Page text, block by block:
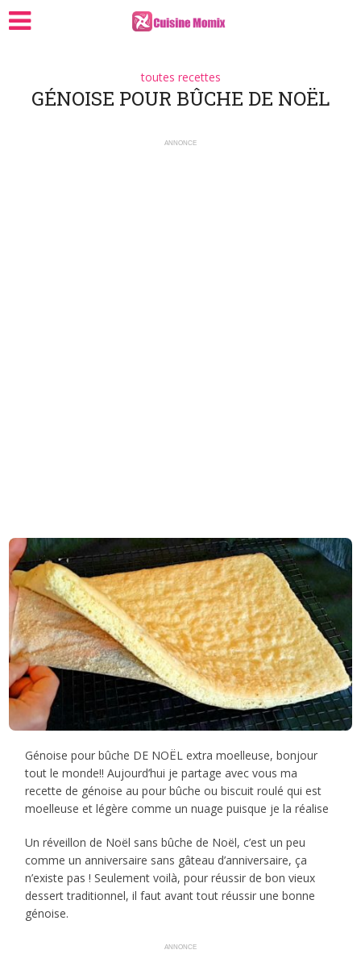
toutes recettes
GÉNOISE POUR BÛCHE DE NOËL
ANNONCE
Génoise pour bûche DE NOËL extra moelleuse, bonjour
tout le monde!! Aujourd’hui je partage avec vous ma
recette de génoise au pour bûche ou biscuit roulé qui est
moelleuse et légère comme un nuage puisque je la réalise
Un réveillon de Noël sans bûche de Noël, c’est un peu
comme un anniversaire sans gâteau d’anniversaire, ça
n’existe pas ! Seulement voilà, pour réussir de bon vieux
dessert traditionnel, il faut avant tout réussir une bonne
génoise.
ANNONCE